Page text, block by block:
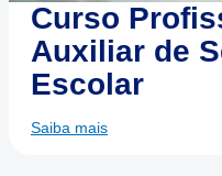
Curso
Auxiliar de
Escolar
Saiba mais